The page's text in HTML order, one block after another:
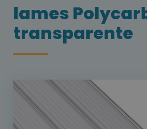
lames
transparente